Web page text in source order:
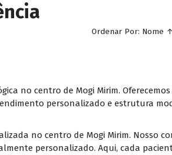
Ordenar Por: Nome ↑
no centro de Mogi Mirim.
personalizado e estrutura
no centro de Mogi Mirim. Nosso
personalizado. Aqui, cada